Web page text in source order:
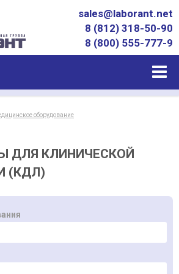
sales@laborant.net
8 (812) 318-50-90
8 (800) 555-777-9
оборудование
ДЛЯ КЛИНИЧЕСКОЙ
(КДЛ)